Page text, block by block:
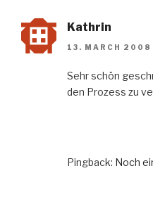
Kathrin
13. MARCH
Sehr schön
den Prozess zu
Pingback: Noch